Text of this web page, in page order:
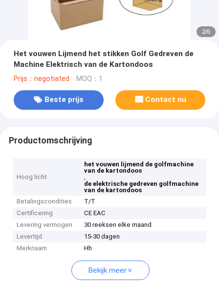
2/6
Het vouwen Lijmend het stikken Golf Gedreven de
Machine Elektrisch van de Kartondoos
Prijs：negotiated MOQ：1
Beste prijs Contact nu
Productomschrijving
Hoog licht
het vouwen lijmend de golfmachine
van de kartondoos
,
de elektrische gedreven golfmachine
van de kartondoos
Betalingscondities
T/T
Certificering
CE EAC
Levering vermogen
30 reeksen elke maand
Levertijd
15-30 dagen
Merknaam
Hh
Bekijk meer